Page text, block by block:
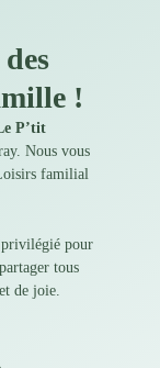
!
P’tit
Nous vous
familial
privilégié pour
tous
de joie.